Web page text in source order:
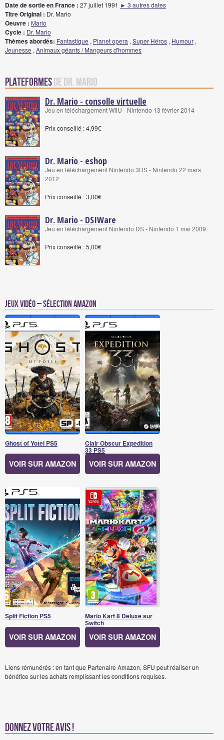
Date de sortie en France : 27 juillet 1991 ► 3 autres dates
Titre Original : Dr. Mario
Oeuvre : Mario
Cycle : Dr. Mario
Thèmes abordés: Fantastique , Planet opera , Super Héros , Humour ,
Jeunesse , Animaux géants / Mangeurs d'hommes
Plateformesde Dr. Mario
Dr. Mario - consolle virtuelle
Jeu en téléchargement WiiU - Nintendo 13 février 2014
Prix conseillé : 4,99€
Dr. Mario - eshop
Jeu en téléchargement Nintendo 3DS - Nintendo 22 mars
2012
Prix conseillé : 3,00€
Dr. Mario - DSIWare
Jeu en téléchargement Nintendo DS - Nintendo 1 mai 2009
Prix conseillé : 5,00€
Jeux vidéo – Sélection Amazon
Ghost of Yotei PS5
VOIR SUR AMAZON
Clair Obscur Expedition
33 PS5
VOIR SUR AMAZON
Split Fiction PS5
VOIR SUR AMAZON
Mario Kart 8 Deluxe sur
Switch
VOIR SUR AMAZON
Liens rémunérés : en tant que Partenaire Amazon, SFU peut réaliser un
bénéfice sur les achats remplissant les conditions requises.
Donnez votre avis !